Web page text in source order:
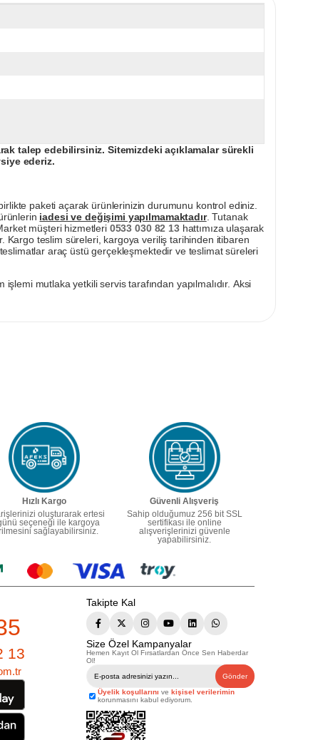
talep edebilirsiniz. Sitemizdeki açıklamalar sürekli
ederiz.
paketi açarak ürünlerinizin durumunu kontrol ediniz.
iadesi ve değişimi yapılmamaktadır. Tutanak
müşteri hizmetleri 0533 030 82 13hattımıza ulaşarak
Kargo teslim süreleri, kargoya veriliş tarihinden itibaren
araç üstü gerçekleşmektedir ve teslimat süreleri
mutlaka yetkili servis tarafından yapılmalıdır. Aksi
Hızlı Kargo
oluşturarak ertesi
seçeneği ile kargoya
sağlayabilirsiniz.
Güvenli Alışveriş
Sahip olduğumuz 256 bit SSL
sertifikası ile online
alışverişlerinizi güvenle
yapabilirsiniz.
13
Takipte Kal
Size Özel Kampanyalar
Hemen Kayıt Ol Fırsatlardan Önce Sen Haberdar
Ol!
Gönder
Üyelik koşullarını ve kişisel verilerimin
korunmasını kabul ediyorum.